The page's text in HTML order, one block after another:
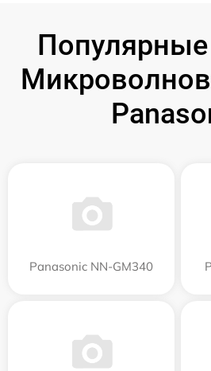
Panasonic NN-GM340